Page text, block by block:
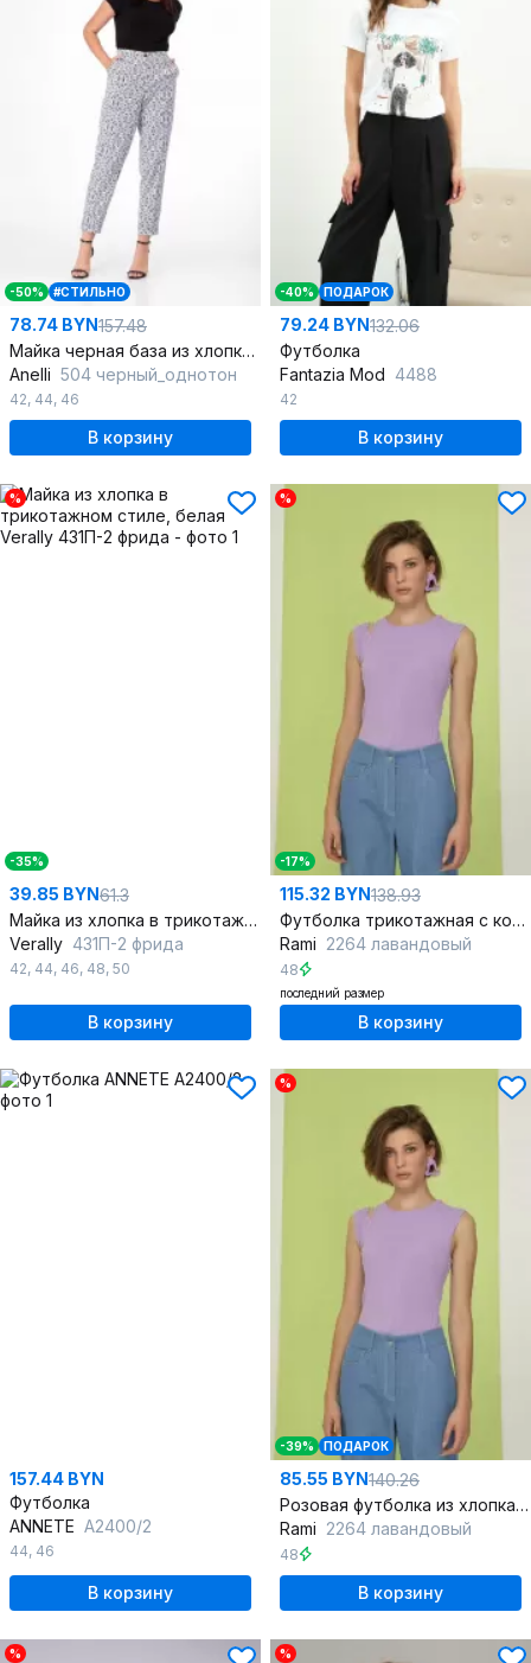
-50% #СТИЛЬНО
78.74 BYN157.48
Майка черная база из хлопка с коротким рукавом
Anelli 504 черный_однотон
42, 44, 46
В корзину
-40% ПОДАРОК
79.24 BYN132.06
Футболка
Fantazia Mod 4488
42
В корзину
%
-35%
39.85 BYN61.3
Майка из хлопка в трикотажном стиле, белая
Verally 431П-2 фрида
42, 44, 46, 48, 50
В корзину
%
-17%
115.32 BYN138.93
Футболка трикотажная с коротким рукавом розовая лето
Rami 2264 лавандовый
48
последний размер
В корзину
157.44 BYN
Футболка
ANNETE A2400/2
44, 46
В корзину
%
-39% ПОДАРОК
85.55 BYN140.26
Розовая футболка из хлопка и трикотажа для летнего стиля
Rami 2264 лавандовый
48
В корзину
% %